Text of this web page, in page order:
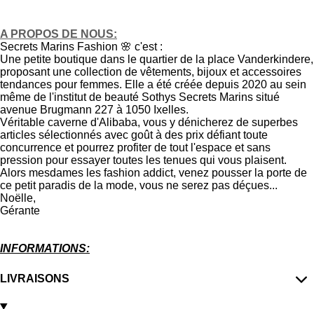
A PROPOS DE NOUS:
Secrets Marins Fashion 🌸 c'est :
Une petite boutique dans le quartier de la place Vanderkindere,
proposant une collection de vêtements, bijoux et accessoires
tendances pour femmes. Elle a été créée depuis 2020 au sein
même de l'institut de beauté Sothys Secrets Marins situé
avenue Brugmann 227 à 1050 Ixelles.
Véritable caverne d'Alibaba, vous y dénicherez de superbes
articles sélectionnés avec goût à des prix défiant toute
concurrence et pourrez profiter de tout l'espace et sans
pression pour essayer toutes les tenues qui vous plaisent.
Alors mesdames les fashion addict, venez pousser la porte de
ce petit paradis de la mode, vous ne serez pas déçues...
Noëlle,
Gérante
INFORMATIONS:
LIVRAISONS